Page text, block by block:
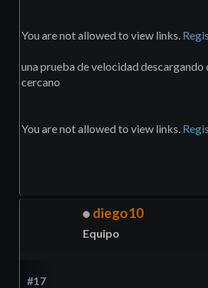
You are not allowed to view links.
una prueba de velocidad descargando
cercano
You are not allowed to view links.
diego10
Equipo
#17